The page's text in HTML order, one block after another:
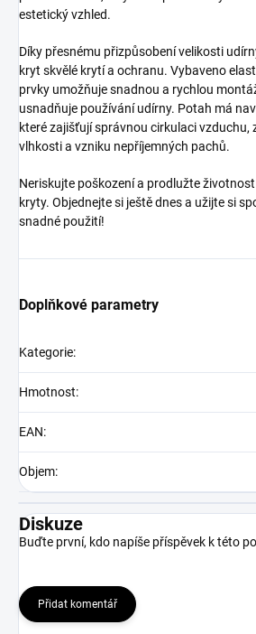
estetický vzhled.
Díky přesnému přizpůsobení velikosti
kryt skvělé krytí a ochranu. Vybaveno
prvky umožňuje snadnou a rychlou
usnadňuje používání udírny. Potah má
které zajišťují správnou cirkulaci vzduchu,
vlhkosti a vzniku nepříjemných pachů.
Neriskujte poškození a prodlužte
kryty. Objednejte si ještě dnes a užijte si
snadné použití!
Doplňkové parametry
Kategorie:
Hmotnost:
EAN:
Objem:
Diskuze
Buďte první, kdo napíše příspěvek k této
Přidat komentář